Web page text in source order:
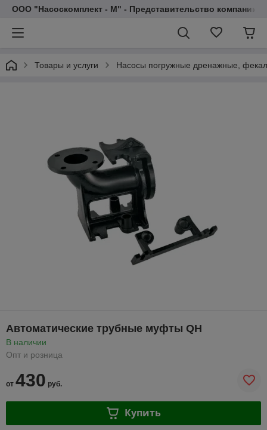
ООО "Насоскомплект - М" - Представительство компании
Товары и услуги Насосы погружные дренажные,
Автоматические трубные муфты QH
В наличии
Опт и розница
от 430 руб.
Купить